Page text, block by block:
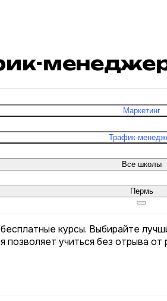
Маркетинг
Трафик-
Все школы
Пермь
курсы. Выбирайте
учиться без отрыва